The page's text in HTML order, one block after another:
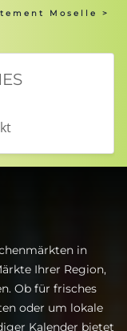
Moselle
>
in
Ihrer Region,
Ob für frisches
oder um lokale
Kalender bietet